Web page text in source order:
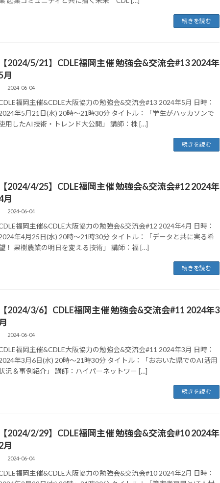
続きを読む
【2024/5/21】CDLE福岡主催 勉強会&交流会#13 2024年
月
2024-06-04
福岡主催&CDLE大阪協力の勉強会&交流会#13 2024年5月 日時：
年5月21日(水) 20時～21時30分 タイトル：「学生がハッカソンで
用したAI技術・トレンド大公開」 講師：株 […]
続きを読む
【2024/4/25】CDLE福岡主催 勉強会&交流会#12 2024年
月
2024-06-04
福岡主催&CDLE大阪協力の勉強会&交流会#12 2024年4月 日時：
年4月25日(水) 20時～21時30分 タイトル：「データと共に実る希
！ 果樹農業の明日を変える技術」 講師：福 […]
続きを読む
【2024/3/6】CDLE福岡主催 勉強会&交流会#11 2024年3
2024-06-04
福岡主催&CDLE大阪協力の勉強会&交流会#11 2024年3月 日時：
年3月6日(水) 20時～21時30分 タイトル：「おおいた県でのAI活用
況＆事例紹介」 講師：ハイパーネットワー […]
続きを読む
【2024/2/29】CDLE福岡主催 勉強会&交流会#10 2024年
月
2024-06-04
福岡主催&CDLE大阪協力の勉強会&交流会#10 2024年2月 日時：